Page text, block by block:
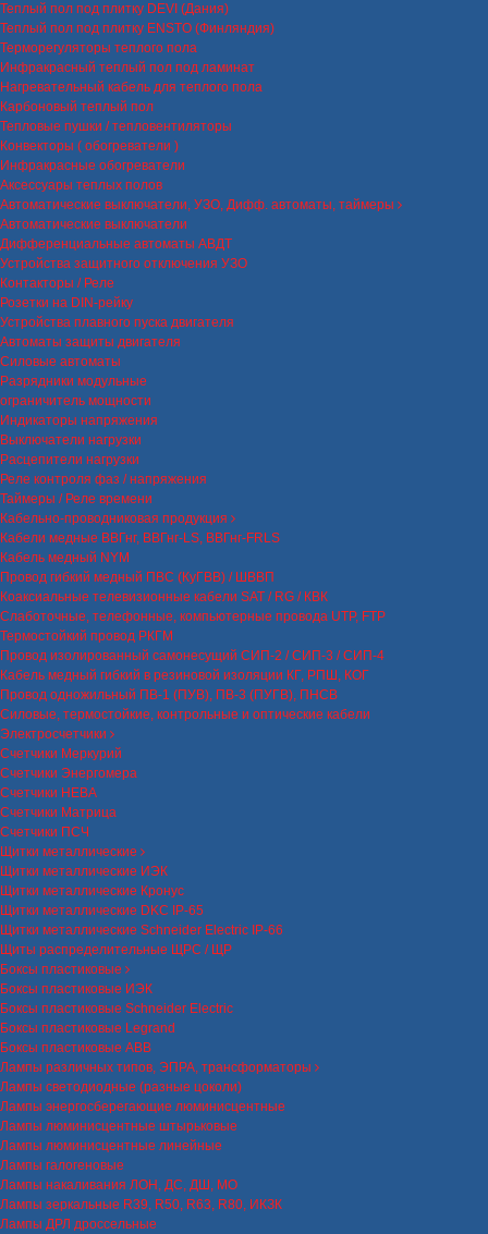
Теплый пол под плитку DEVI (Дания)
Теплый пол под плитку ENSTO (Финляндия)
Терморегуляторы теплого пола
Инфракрасный теплый пол под ламинат
Нагревательный кабель для теплого пола
Карбоновый теплый пол
Тепловые пушки / тепловентиляторы
Конвекторы ( обогреватели )
Инфракрасные обогреватели
Аксессуары теплых полов
Автоматические выключатели, УЗО, Дифф. автоматы, таймеры
Автоматические выключатели
Дифференциальные автоматы АВДТ
Устройства защитного отключения УЗО
Контакторы / Реле
Розетки на DIN-рейку
Устройства плавного пуска двигателя
Автоматы защиты двигателя
Силовые автоматы
Разрядники модульные
ограничитель мощности
Индикаторы напряжения
Выключатели нагрузки
Расцепители нагрузки
Реле контроля фаз / напряжения
Таймеры / Реле времени
Кабельно-проводниковая продукция
Кабели медные ВВГнг, ВВГнг-LS, ВВГнг-FRLS
Кабель медный NYM
Провод гибкий медный ПВС (КуГВВ) / ШВВП
Коаксиальные телевизионные кабели SAT / RG / КВК
Слаботочные, телефонные, компьютерные провода UTP, FTP
Термостойкий провод РКГМ
Провод изолированный самонесущий СИП-2 / СИП-3 / СИП-4
Кабель медный гибкий в резиновой изоляции КГ, РПШ, КОГ
Провод одножильный ПВ-1 (ПУВ), ПВ-3 (ПУГВ), ПНСВ
Силовые, термостойкие, контрольные и оптические кабели
Электросчетчики
Счетчики Меркурий
Счетчики Энергомера
Счетчики НЕВА
Счетчики Матрица
Счетчики ПСЧ
Щитки металлические
Щитки металлические ИЭК
Щитки металлические Кронус
Щитки металлические DKC IP-65
Щитки металлические Schneider Electric IP-66
Щиты распределительные ЩРС / ЩР
Боксы пластиковые
Боксы пластиковые ИЭК
Боксы пластиковые Schneider Electric
Боксы пластиковые Legrand
Боксы пластиковые ABB
Лампы различных типов, ЭПРА, трансформаторы
Лампы светодиодные (разные цоколи)
Лампы энергосберегающие люминисцентные
Лампы люминисцентные штырьковые
Лампы люминисцентные линейные
Лампы галогеновые
Лампы накаливания ЛОН, ДС, ДШ, МО
Лампы зеркальные R39, R50, R63, R80, ИКЗК
Лампы ДРЛ дроссельные